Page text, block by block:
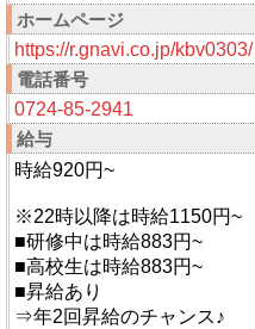
ホームページ
https://r.gnavi.co.jp/kbv0303/
電話番号
0724-85-2941
給与
時給920円~
※22時以降は時給1150円~
■研修中は時給883円~
■高校生は時給883円~
■昇給あり
⇒年2回昇給のチャンス♪